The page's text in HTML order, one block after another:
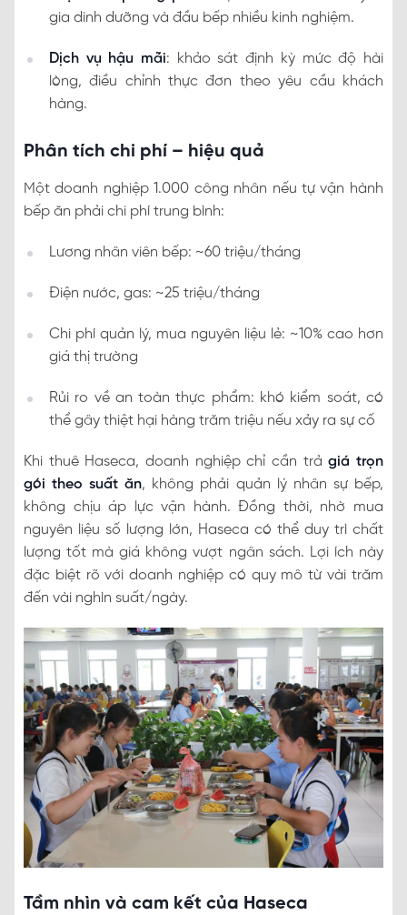
gia dinh dưỡng và đầu bếp nhiều kinh nghiệm.
Dịch vụ hậu mãi: khảo sát định kỳ mức độ hài
lòng, điều chỉnh thực đơn theo yêu cầu khách
hàng.
Phân tích chi phí – hiệu quả
Một doanh nghiệp 1.000 công nhân nếu tự vận hành
bếp ăn phải chi phí trung bình:
Lương nhân viên bếp: ~60 triệu/tháng
Điện nước, gas: ~25 triệu/tháng
Chi phí quản lý, mua nguyên liệu lẻ: ~10% cao hơn
giá thị trường
Rủi ro về an toàn thực phẩm: khó kiểm soát, có
thể gây thiệt hại hàng trăm triệu nếu xảy ra sự cố
Khi thuê Haseca, doanh nghiệp chỉ cần trảgiá trọn
gói theo suất ăn, không phải quản lý nhân sự bếp,
không chịu áp lực vận hành. Đồng thời, nhờ mua
nguyên liệu số lượng lớn, Haseca có thể duy trì chất
lượng tốt mà giá không vượt ngân sách. Lợi ích này
đặc biệt rõ với doanh nghiệp có quy mô từ vài trăm
đến vài nghìn suất/ngày.
Tầm nhìn và cam kết của Haseca